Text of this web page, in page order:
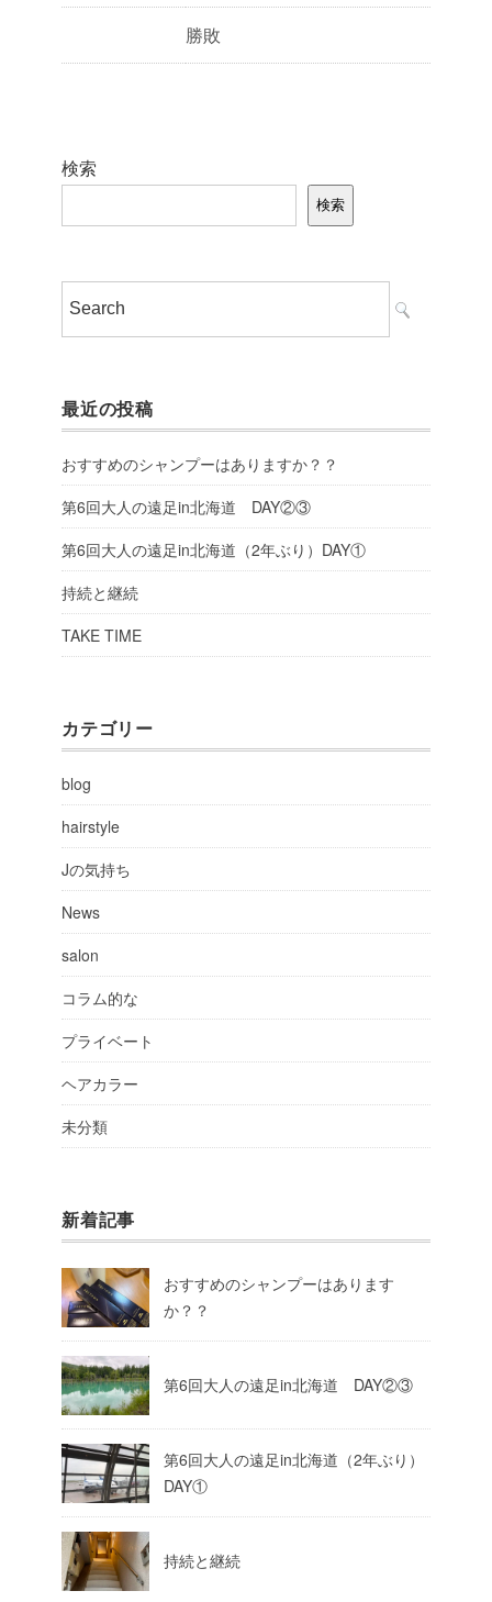
勝敗
検索
検索
最近の投稿
おすすめのシャンプーはありますか？？
第6回大人の遠足in北海道 DAY②③
第6回大人の遠足in北海道（2年ぶり）DAY①
持続と継続
TAKE TIME
カテゴリー
blog
hairstyle
Jの気持ち
News
salon
コラム的な
プライベート
ヘアカラー
未分類
新着記事
おすすめのシャンプーはあります
か？？
第6回大人の遠足in北海道 DAY②③
第6回大人の遠足in北海道（2年ぶり）
DAY①
持続と継続